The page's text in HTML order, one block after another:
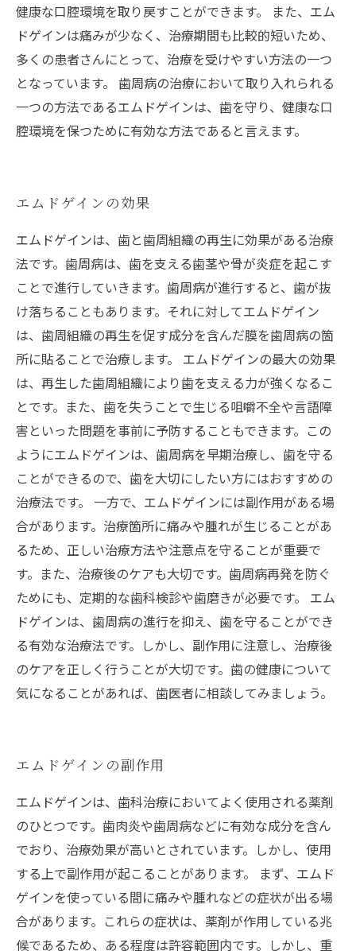
健康な口腔環境を取り戻すことができます。 また、エム
ドゲインは痛みが少なく、治療期間も比較的短いため、
多くの患者さんにとって、治療を受けやすい方法の一つ
となっています。 歯周病の治療において取り入れられる
一つの方法であるエムドゲインは、歯を守り、健康な口
腔環境を保つために有効な方法であると言えます。
エムドゲインの効果
エムドゲインは、歯と歯周組織の再生に効果がある治療
法です。歯周病は、歯を支える歯茎や骨が炎症を起こす
ことで進行していきます。歯周病が進行すると、歯が抜
け落ちることもあります。それに対してエムドゲイン
は、歯周組織の再生を促す成分を含んだ膜を歯周病の箇
所に貼ることで治療します。 エムドゲインの最大の効果
は、再生した歯周組織により歯を支える力が強くなるこ
とです。また、歯を失うことで生じる咀嚼不全や言語障
害といった問題を事前に予防することもできます。この
ようにエムドゲインは、歯周病を早期治療し、歯を守る
ことができるので、歯を大切にしたい方にはおすすめの
治療法です。 一方で、エムドゲインには副作用がある場
合があります。治療箇所に痛みや腫れが生じることがあ
るため、正しい治療方法や注意点を守ることが重要で
す。また、治療後のケアも大切です。歯周病再発を防ぐ
ためにも、定期的な歯科検診や歯磨きが必要です。 エム
ドゲインは、歯周病の進行を抑え、歯を守ることができ
る有効な治療法です。しかし、副作用に注意し、治療後
のケアを正しく行うことが大切です。歯の健康について
気になることがあれば、歯医者に相談してみましょう。
エムドゲインの副作用
エムドゲインは、歯科治療においてよく使用される薬剤
のひとつです。歯肉炎や歯周病などに有効な成分を含ん
でおり、治療効果が高いとされています。しかし、使用
する上で副作用が起こることがあります。 まず、エムド
ゲインを使っている間に痛みや腫れなどの症状が出る場
合があります。これらの症状は、薬剤が作用している兆
候であるため、ある程度は許容範囲内です。しかし、重